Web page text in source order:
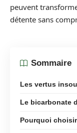
peuvent
détente sans
Sommaire
Les vertus
Le bicarbonate
Pourquoi